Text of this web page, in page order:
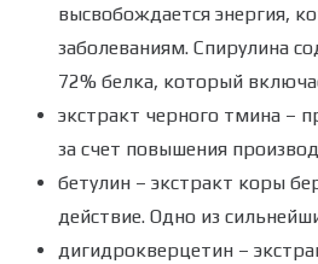
высвобождается энергия,
заболеваниям. Спирулина
72% белка, который
экстракт черного тмина –
за счет повышения
бетулин – экстракт коры
действие. Одно из
дигидрокверцетин –